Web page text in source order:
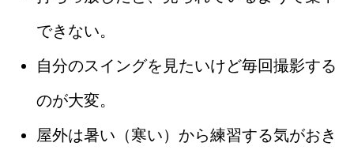
できない。
自分のスイングを見たいけど毎回撮影する
のが大変。
屋外は暑い（寒い）から練習する気がおき